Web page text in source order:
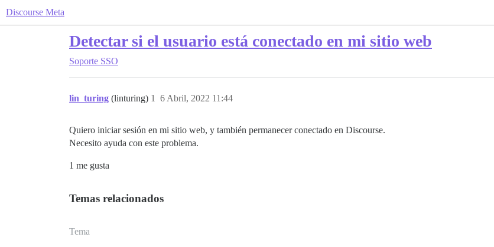
Discourse Meta
Detectar si el usuario está conectado en mi sitio web
Soporte SSO
lin_turing (linturing) 6 Abril, 2022 11:44
1
Quiero iniciar sesión en mi sitio web, y también permanecer conectado en Discourse.
Necesito ayuda con este problema.
1 me gusta
Temas relacionados
Tema